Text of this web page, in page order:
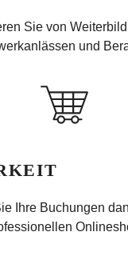
Sie von
und
Ihre Buchungen